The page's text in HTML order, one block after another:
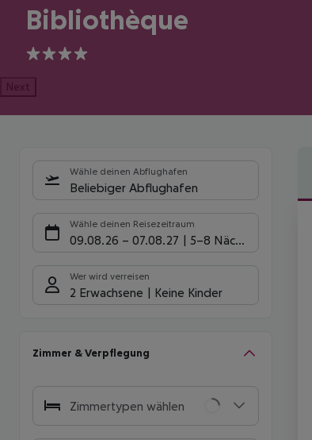
Bibliothèque
4
Next
Wähle deinen Abflughafen
Beliebiger Abflughafen
Wähle deinen Reisezeitraum
09.08.26 – 07.08.27 5-8 Nächte
Wer wird verreisen
2 Erwachsene Keine Kinder
Zimmer & Verpflegung
Zimmertypen wählen